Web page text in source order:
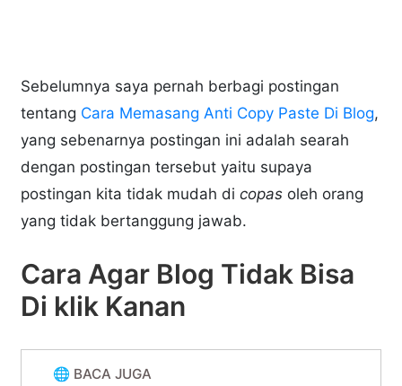
Sebelumnya saya pernah berbagi postingan
tentang Cara Memasang Anti Copy Paste Di Blog,
yang sebenarnya postingan ini adalah searah
dengan postingan tersebut yaitu supaya
postingan kita tidak mudah di copas oleh orang
yang tidak bertanggung jawab.
Cara Agar Blog Tidak Bisa
Di klik Kanan
🌐 BACA JUGA